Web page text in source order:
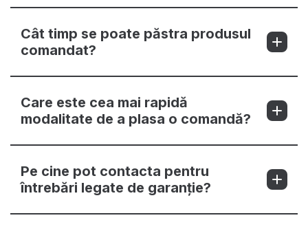
Cât timp se poate păstra produsul
comandat?
Care este cea mai rapidă
modalitate de a plasa o comandă?
Pe cine pot contacta pentru
întrebări legate de garanție?